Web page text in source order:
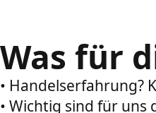
Was für
• Handelserfahrung?
• Wichtig sind für